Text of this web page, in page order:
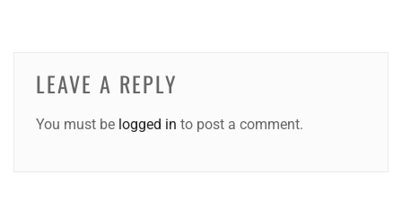
LEAVE A REPLY
You must be logged in to post a comment.